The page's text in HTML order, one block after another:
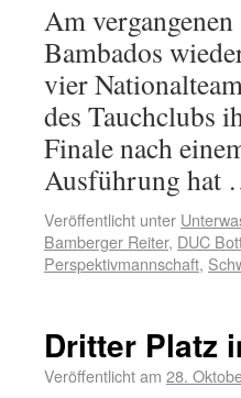
Am
Bambados
vier
des Tauchclubs
Finale nach
Ausführung hat
Veröffentlicht unter
Bamberger Reiter, DUC
Perspektivmannschaft,
Dritter Platz
Veröffentlicht am 28.